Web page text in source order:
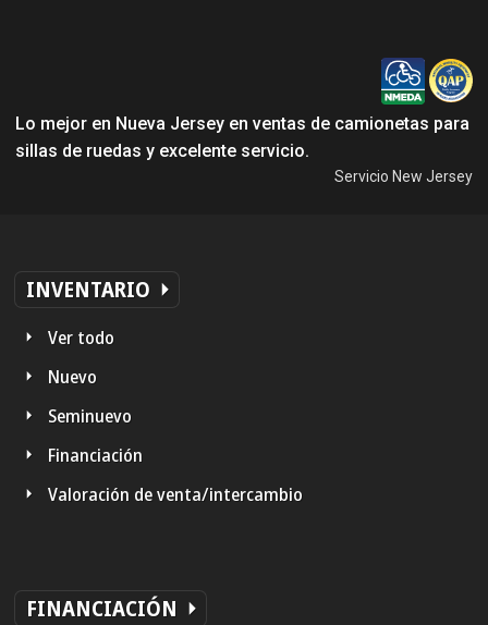
Lo mejor en Nueva Jersey en ventas de camionetas para
sillas de ruedas y excelente servicio.
Servicio New Jersey
INVENTARIO
Ver todo
Nuevo
Seminuevo
Financiación
Valoración de venta/intercambio
FINANCIACIÓN